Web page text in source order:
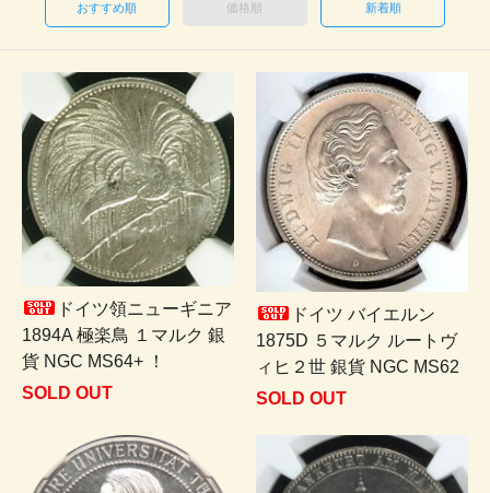
おすすめ順 価格順 新着順
ドイツ領ニューギニア
1894A 極楽鳥 １マルク 銀
貨 NGC MS64+ ！
SOLD OUT
ドイツ バイエルン
1875D ５マルク ルートヴ
ィヒ２世 銀貨 NGC MS62
SOLD OUT